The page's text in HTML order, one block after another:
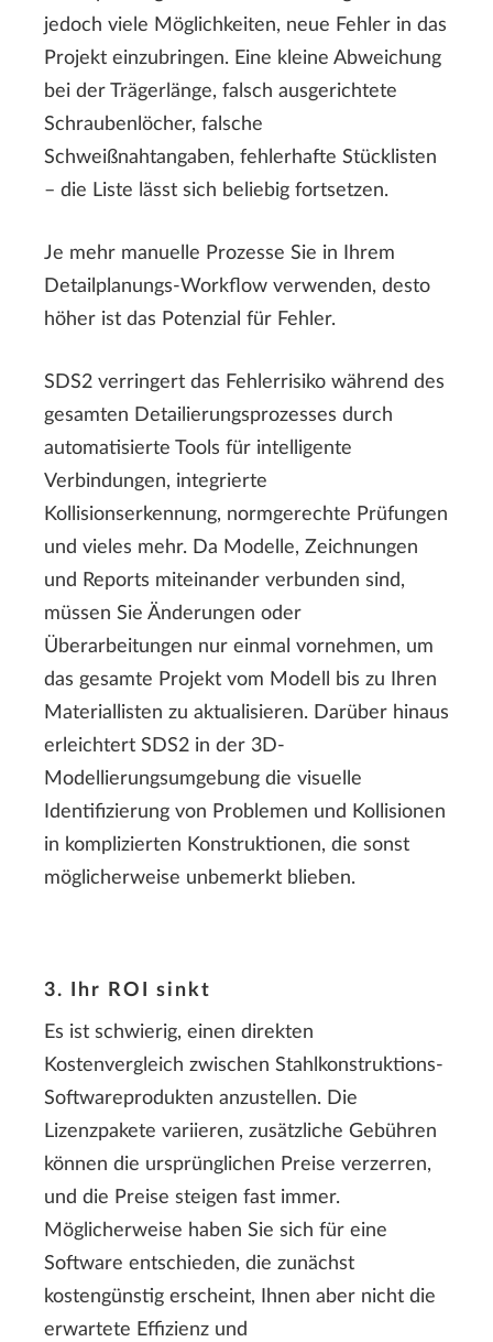
jedoch viele Möglichkeiten, neue Fehler in das
Projekt einzubringen. Eine kleine Abweichung
bei der Trägerlänge, falsch ausgerichtete
Schraubenlöcher, falsche
Schweißnahtangaben, fehlerhafte Stücklisten
– die Liste lässt sich beliebig fortsetzen.
Je mehr manuelle Prozesse Sie in Ihrem
Detailplanungs-Workflow verwenden, desto
höher ist das Potenzial für Fehler.
SDS2 verringert das Fehlerrisiko während des
gesamten Detailierungsprozesses durch
automatisierte Tools für intelligente
Verbindungen, integrierte
Kollisionserkennung, normgerechte Prüfungen
und vieles mehr. Da Modelle, Zeichnungen
und Reports miteinander verbunden sind,
müssen Sie Änderungen oder
Überarbeitungen nur einmal vornehmen, um
das gesamte Projekt vom Modell bis zu Ihren
Materiallisten zu aktualisieren. Darüber hinaus
erleichtert SDS2 in der 3D-
Modellierungsumgebung die visuelle
Identifizierung von Problemen und Kollisionen
in komplizierten Konstruktionen, die sonst
möglicherweise unbemerkt blieben.
3. Ihr ROI sinkt
Es ist schwierig, einen direkten
Kostenvergleich zwischen Stahlkonstruktions-
Softwareprodukten anzustellen. Die
Lizenzpakete variieren, zusätzliche Gebühren
können die ursprünglichen Preise verzerren,
und die Preise steigen fast immer.
Möglicherweise haben Sie sich für eine
Software entschieden, die zunächst
kostengünstig erscheint, Ihnen aber nicht die
erwartete Effizienz und